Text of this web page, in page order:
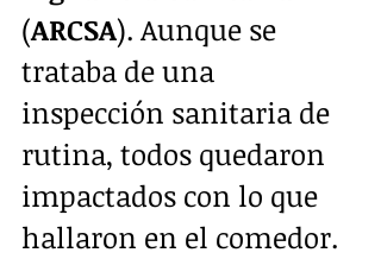
(ARCSA). Aunque se
trataba de una
inspección sanitaria de
rutina, todos quedaron
impactados con lo que
hallaron en el comedor.